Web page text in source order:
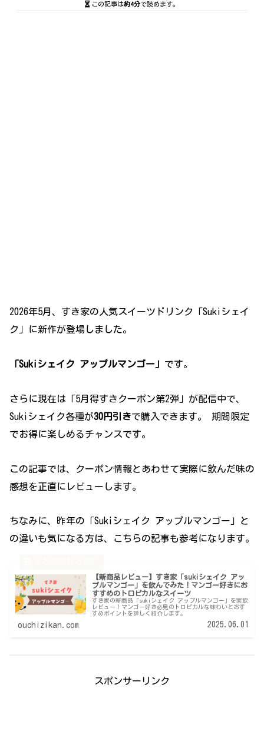
この記事は約4分で読めます。
2026年5月、すき家の人気スイーツドリンク「Sukiシェイ
ク」に新作が登場しました。
「Sukiシェイク アップルマンゴー」 です。
さらに現在は「5月得すきクーポン第2弾」が配信中で、
Sukiシェイク各種が30円引きで購入できます。 期間限定
でお得に楽しめるチャンスです。
この記事では、クーポン情報とあわせて実際に飲んだ味の
感想を正直にレビューします。
ちなみに、昨年の「Sukiシェイク アップルマンゴー」と
の違いも気になる方は、こちらの記事も参考になります。
【新商品レビュー】すき家「sukiシェイク アッ
プルマンゴー」を飲んでみた！マンゴー好きにお
すすめのトロピカルなスイーツ
すき家の新商品「sukiシェイク アップルマンゴー」を実飲
レビュー！マンゴー好き必見のトロピカルな味わいとおす
すめポイントを詳しく紹介します。
ouchizikan.com 2025.06.01
スポンサーリンク